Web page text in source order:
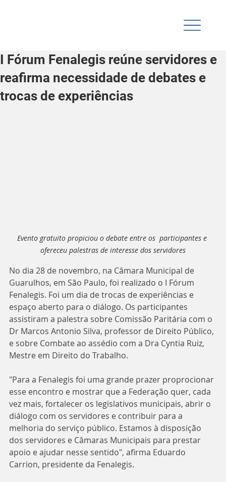
I Fórum Fenalegis reúne servidores e
reafirma necessidade de debates e
trocas de experiências
Evento gratuito propiciou o debate entre os  participantes e
ofereceu palestras de interesse dos servidores
No dia 28 de novembro, na Câmara Municipal de
Guarulhos, em São Paulo, foi realizado o I Fórum
Fenalegis. Foi um dia de trocas de experiências e
espaço aberto para o diálogo. Os participantes
assistiram a palestra sobre Comissão Paritária com o
Dr Marcos Antonio Silva, professor de Direito Público,
e sobre Combate ao assédio com a Dra Cyntia Ruiz,
Mestre em Direito do Trabalho.
"Para a Fenalegis foi uma grande prazer proprocionar
esse encontro e mostrar que a Federação quer, cada
vez mais, fortalecer os legislativos municipais, abrir o
diálogo com os servidores e contribuir para a
melhoria do serviço público. Estamos à disposição
dos servidores e Câmaras Municipais para prestar
apoio e ajudar nesse sentido", afirma Eduardo
Carrion, presidente da Fenalegis.